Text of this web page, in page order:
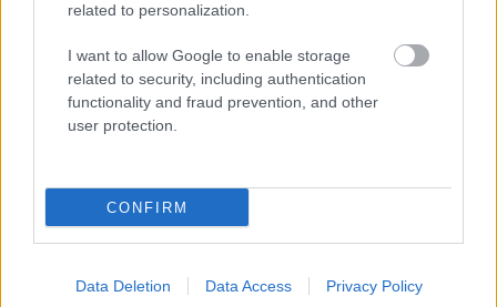
related to personalization.
I want to allow Google to enable storage
related to security, including authentication
functionality and fraud prevention, and other
user protection.
CONFIRM
Data Deletion Data Access Privacy Policy
Megosztás
Küldés
Messengeren
keresőben könnyebben megtaláld a
glamour.hu cikkeit